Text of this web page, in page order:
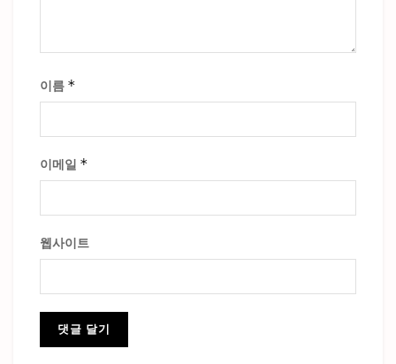
이름 *
이메일 *
웹사이트